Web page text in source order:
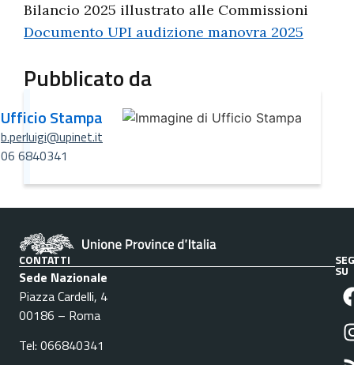
Bilancio 2025 illustrato alle Commissioni
Documento UPI audizione manovra 2025
Pubblicato da
Ufficio Stampa
b.perluigi@upinet.it
06 6840341
CONTATTI
Sede Nazionale
Piazza Cardelli, 4
00186 – Roma
Tel: 066840341
SU